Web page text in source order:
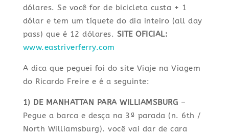
dólares. Se você for de bicicleta custa + 1
dólar e tem um tíquete do dia inteiro (all day
pass) que é 12 dólares. SITE OFICIAL:
www.eastriverferry.com
A dica que peguei foi do site Viaje na Viagem
do Ricardo Freire e é a seguinte:
1) DE MANHATTAN PARA WILLIAMSBURG –
Pegue a barca e desça na 3ª parada (n. 6th /
North Williamsburg). você vai dar de cara